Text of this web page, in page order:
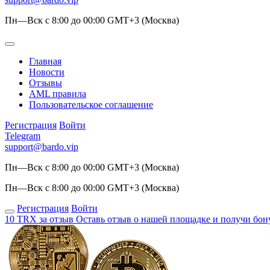
Пн—Вск с 8:00 до 00:00 GMT+3 (Москва)
Главная
Новости
Отзывы
AML правила
Пользовательское соглашение
Регистрация Войти
Telegram
support@bardo.vip
Пн—Вск с 8:00 до 00:00 GMT+3 (Москва)
Пн—Вск с 8:00 до 00:00 GMT+3 (Москва)
Регистрация Войти
10 TRX за отзыв Оставь отзыв о нашей площадке и получи